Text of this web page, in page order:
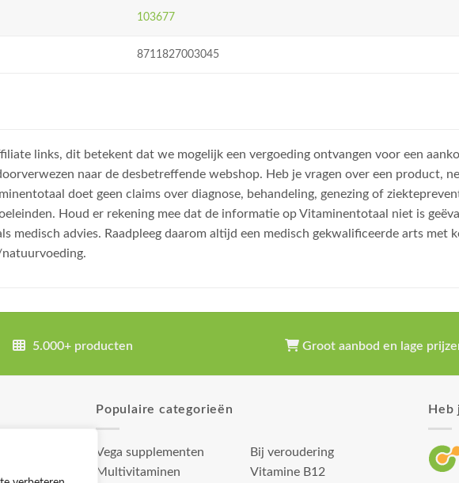
103677
8711827003045
links, dit betekent dat we mogelijk een vergoeding ontvangen voor een
naar de desbetreffende webshop. Heb je vragen over een product,
doet geen claims over diagnose, behandeling, genezing of
Houd er rekening mee dat de informatie op Vitaminentotaal niet is
medisch advies. Raadpleeg daarom altijd een medisch gekwalificeerde arts met
5.000+ producten Groot aanbod en lage
Populaire categorieën
Vega supplementen
Multivitaminen
Bij veroudering
Vitamine B12
Heb